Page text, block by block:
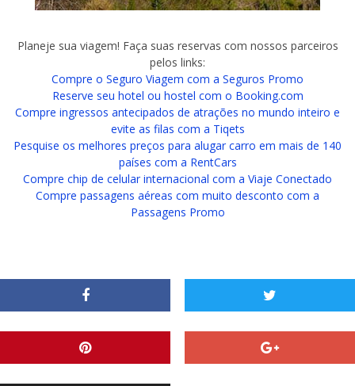
Planeje sua viagem! Faça suas reservas com nossos parceiros
pelos links:
Compre o Seguro Viagem com a Seguros Promo
Reserve seu hotel ou hostel com o Booking.com
Compre ingressos antecipados de atrações no mundo inteiro e
evite as filas com a Tiqets
Pesquise os melhores preços para alugar carro em mais de 140
países com a RentCars
Compre chip de celular internacional com a Viaje Conectado
Compre passagens aéreas com muito desconto com a
Passagens Promo